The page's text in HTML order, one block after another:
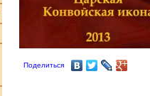
Поделиться